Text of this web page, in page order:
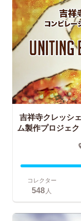
吉祥寺クレッシ
ム製作プロジェク
コレクター
548 人